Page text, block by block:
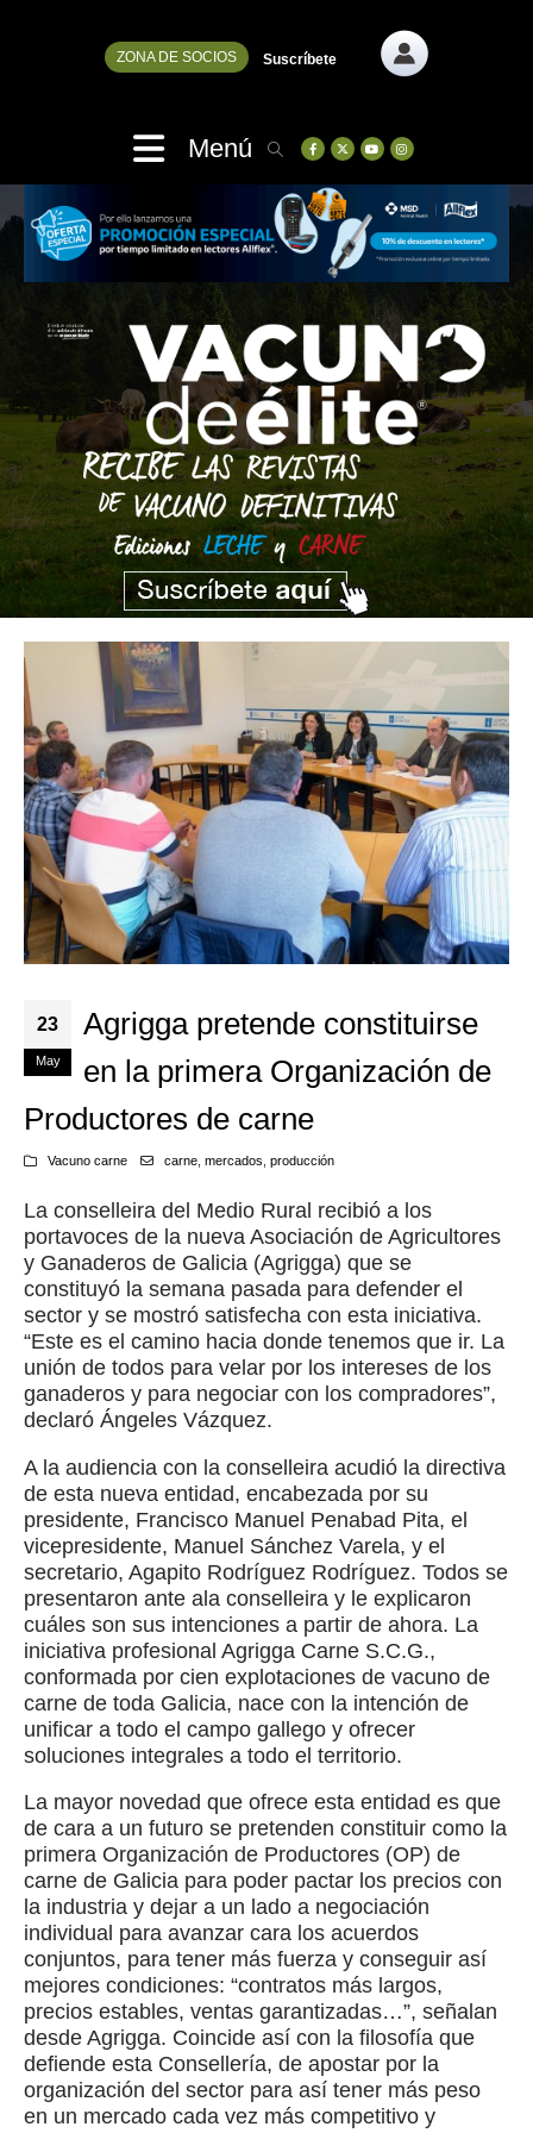
ZONA DE SOCIOS Suscríbete
Menú
23
May
Agrigga pretende constituirse
en la primera Organización de
Productores de carne
Vacuno carne carne, mercados, producción
La conselleira del Medio Rural recibió a los
portavoces de la nueva Asociación de Agricultores
y Ganaderos de Galicia (Agrigga) que se
constituyó la semana pasada para defender el
sector y se mostró satisfecha con esta iniciativa.
“Este es el camino hacia donde tenemos que ir. La
unión de todos para velar por los intereses de los
ganaderos y para negociar con los compradores”,
declaró Ángeles Vázquez.
A la audiencia con la conselleira acudió la directiva
de esta nueva entidad, encabezada por su
presidente, Francisco Manuel Penabad Pita, el
vicepresidente, Manuel Sánchez Varela, y el
secretario, Agapito Rodríguez Rodríguez. Todos se
presentaron ante ala conselleira y le explicaron
cuáles son sus intenciones a partir de ahora. La
iniciativa profesional Agrigga Carne S.C.G.,
conformada por cien explotaciones de vacuno de
carne de toda Galicia, nace con la intención de
unificar a todo el campo gallego y ofrecer
soluciones integrales a todo el territorio.
La mayor novedad que ofrece esta entidad es que
de cara a un futuro se pretenden constituir como la
primera Organización de Productores (OP) de
carne de Galicia para poder pactar los precios con
la industria y dejar a un lado a negociación
individual para avanzar cara los acuerdos
conjuntos, para tener más fuerza y conseguir así
mejores condiciones: “contratos más largos,
precios estables, ventas garantizadas…”, señalan
desde Agrigga. Coincide así con la filosofía que
defiende esta Consellería, de apostar por la
organización del sector para así tener más peso
en un mercado cada vez más competitivo y